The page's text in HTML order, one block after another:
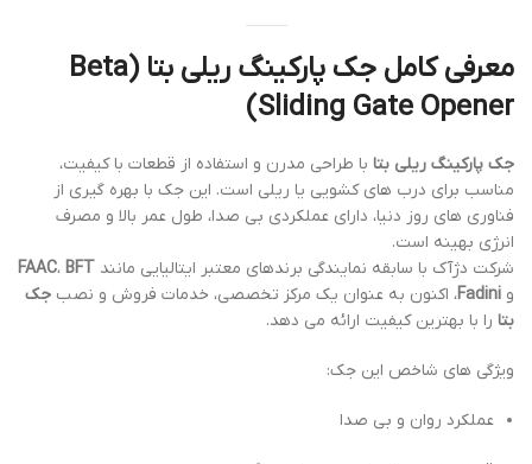
معرفی کامل جک پارکینگ ریلی بتا (Beta
Sliding Gate Opener)
جک پارکینگ ریلی بتا با طراحی مدرن و استفاده از قطعات با کیفیت،
مناسب برای درب های کشویی یا ریلی است. این جک با بهره گیری از
فناوری های روز دنیا، دارای عملکردی بی صدا، طول عمر بالا و مصرف
انرژی بهینه است.
شرکت دژآک با سابقه نمایندگی برندهای معتبر ایتالیایی مانند
FAAC، BFT
و Fadini، اکنون به عنوان یک مرکز تخصصی، خدمات فروش و نصب جک
بتا را با بهترین کیفیت ارائه می دهد.
ویژگی های شاخص این جک:
عملکرد روان و بی صدا